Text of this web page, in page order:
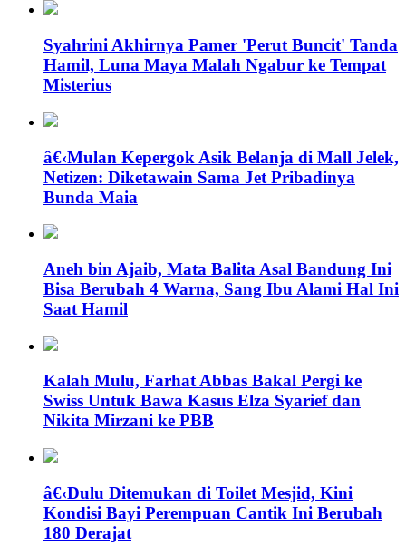
Syahrini Akhirnya Pamer 'Perut Buncit' Tanda
Hamil, Luna Maya Malah Ngabur ke Tempat
Misterius
â€‹Mulan Kepergok Asik Belanja di Mall Jelek,
Netizen: Diketawain Sama Jet Pribadinya
Bunda Maia
Aneh bin Ajaib, Mata Balita Asal Bandung Ini
Bisa Berubah 4 Warna, Sang Ibu Alami Hal Ini
Saat Hamil
Kalah Mulu, Farhat Abbas Bakal Pergi ke
Swiss Untuk Bawa Kasus Elza Syarief dan
Nikita Mirzani ke PBB
â€‹Dulu Ditemukan di Toilet Mesjid, Kini
Kondisi Bayi Perempuan Cantik Ini Berubah
180 Derajat